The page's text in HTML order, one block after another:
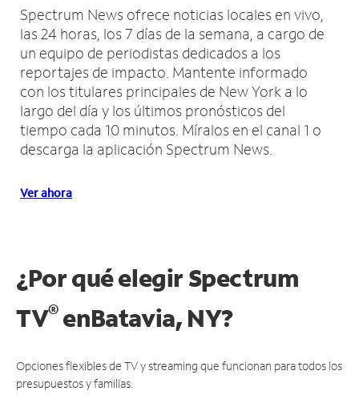
Spectrum News ofrece noticias locales en vivo,
las 24 horas, los 7 días de la semana, a cargo de
un equipo de periodistas dedicados a los
reportajes de impacto. Mantente informado
con los titulares principales de New York a lo
largo del día y los últimos pronósticos del
tiempo cada 10 minutos. Míralos en el canal 1 o
descarga la aplicación Spectrum News.
Ver ahora
¿Por qué elegir Spectrum
TV®enBatavia, NY?
Opciones flexibles de TV y streaming que funcionan para todos los
presupuestos y familias.